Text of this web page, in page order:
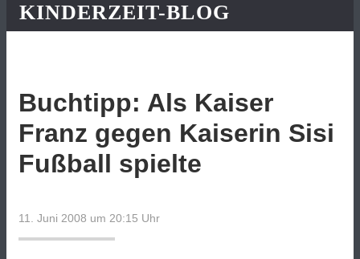
KINDERZEIT-BLOG
Buchtipp: Als Kaiser
Franz gegen Kaiserin Sisi
Fußball spielte
11. Juni 2008 um 20:15 Uhr